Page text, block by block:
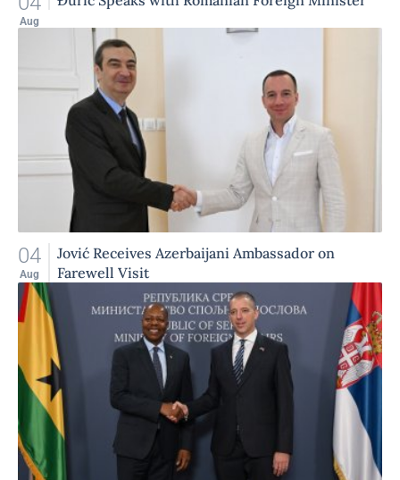
Aug
04
Aug
Jović Receives Azerbaijani Ambassador on
Farewell Visit